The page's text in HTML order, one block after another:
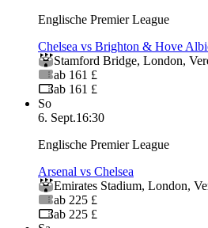
Englische Premier League
Chelsea vs Brighton & Hove
Stamford Bridge, London,
ab 161 £
ab 161 £
So
6. Sept.16:30
Englische Premier League
Arsenal vs Chelsea
Emirates Stadium, London,
ab 225 £
ab 225 £